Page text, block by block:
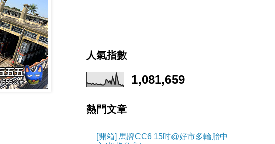
人氣指數
1,081,659
熱門文章
[開箱] 馬牌CC6 15吋@好市多輪胎中